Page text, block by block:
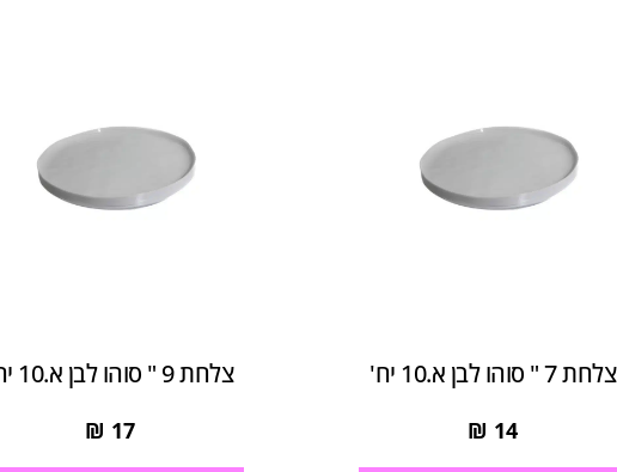
צלחת 7 " סוהו לבן א.10 יח'
14
₪
צלחת 9 " סוהו לבן א.10 יח'
17
₪